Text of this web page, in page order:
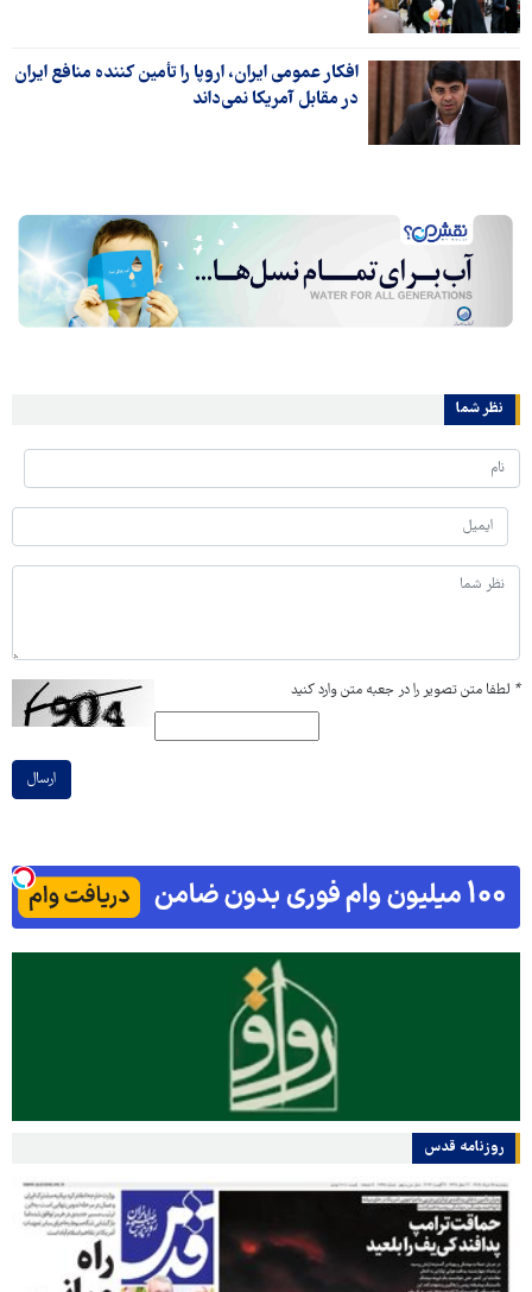
افکار عمومی ایران، اروپا را تأمین کننده منافع ایران
در مقابل آمریکا نمی‌داند
نظر شما
* لطفا متن تصویر را در جعبه متن وارد کنید
ارسال
روزنامه قدس